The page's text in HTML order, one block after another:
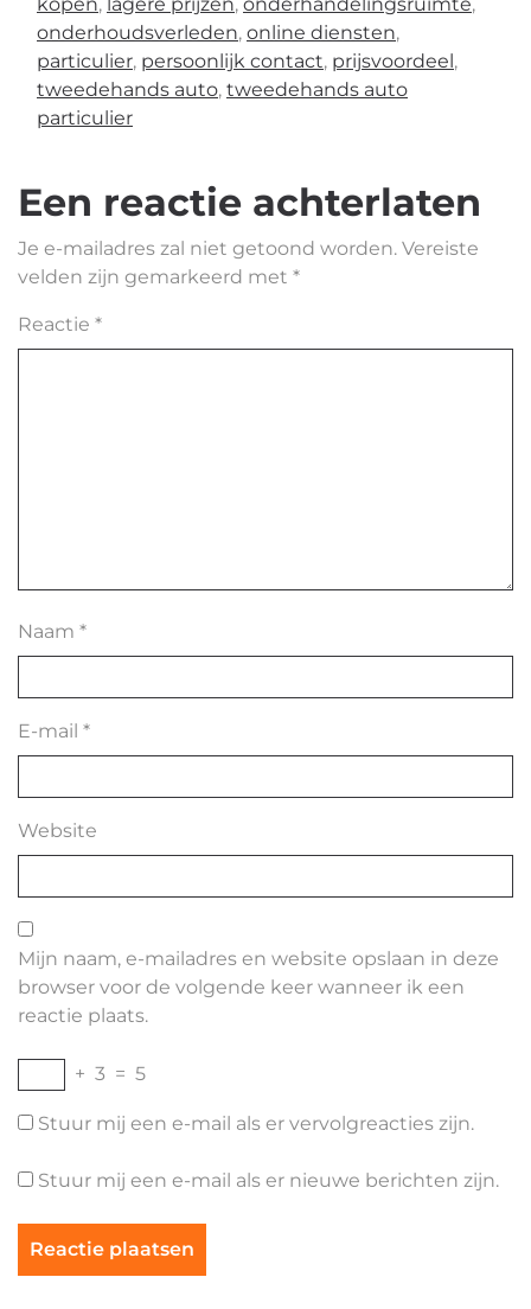
onderhoudsverleden, online diensten,
particulier, persoonlijk contact, prijsvoordeel,
tweedehands auto, tweedehands auto
particulier
Een reactie achterlaten
Je e-mailadres zal niet getoond worden. Vereiste
velden zijn gemarkeerd met *
Reactie *
Naam *
E-mail *
Website
Mijn naam, e-mailadres en website opslaan in deze
browser voor de volgende keer wanneer ik een
reactie plaats.
+ 3 = 5
Stuur mij een e-mail als er vervolgreacties zijn.
Stuur mij een e-mail als er nieuwe berichten zijn.